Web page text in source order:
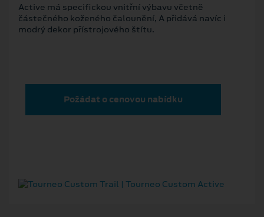
Active má specifickou vnitřní výbavu včetně
částečného koženého čalounění, A přidává navíc i
modrý dekor přístrojového štítu.
Požádat o cenovou nabídku